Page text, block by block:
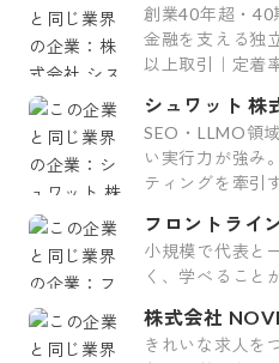
創業40年超・40
金融を支える独
以上取引｜定着
シュワット 株
SEO・LLMO領
い実行力が強み
ティングを牽引
フロントライ
小規模で代表と
く、学べること
株式会社
きれいな求人を